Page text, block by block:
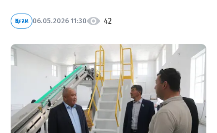
Қоғам 06.05.2026 11:30 42